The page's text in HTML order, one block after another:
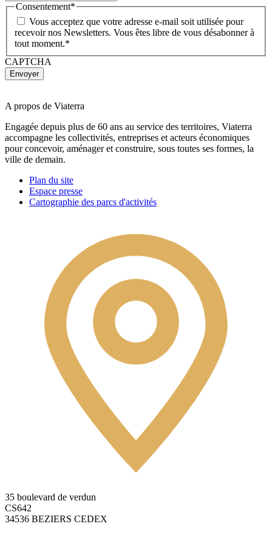
Consentement*
Vous acceptez que votre adresse e-mail soit utilisée pour
recevoir nos Newsletters. Vous êtes libre de vous désabonner à
tout moment.*
CAPTCHA
A propos de Viaterra
Engagée depuis plus de 60 ans au service des territoires, Viaterra
accompagne les collectivités, entreprises et acteurs économiques
pour concevoir, aménager et construire, sous toutes ses formes, la
ville de demain.
Plan du site
Espace presse
Cartographie des parcs d'activités
35 boulevard de verdun
CS642
34536 BEZIERS CEDEX